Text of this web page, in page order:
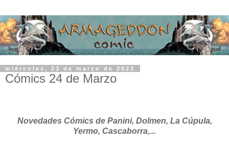
miércoles, 23 de marzo de 2022
Cómics 24 de Marzo
Novedades Cómics de Panini, Dolmen, La Cúpula,
Yermo, Cascaborra,...